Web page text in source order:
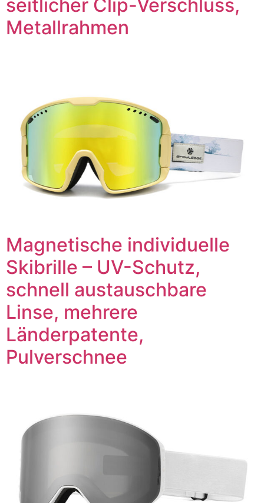
seitlicher Clip-Verschluss,
Metallrahmen
Magnetische individuelle
Skibrille – UV-Schutz,
schnell austauschbare
Linse, mehrere
Länderpatente,
Pulverschnee